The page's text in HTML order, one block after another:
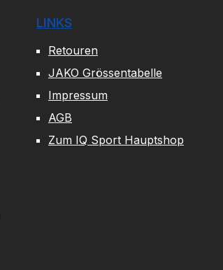
LINKS
Retouren
JAKO Grössentabelle
Impressum
AGB
Zum IQ Sport Hauptshop